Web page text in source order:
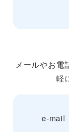
メールやお電
軽
e-mail